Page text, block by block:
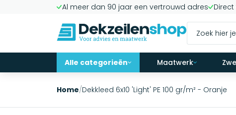
Al meer dan 90 jaar een vertrouwd adres
Alle categorieën Maatwerk
Home/Dekkleed 6x10 'Light' PE 100 gr/m² - Oranje